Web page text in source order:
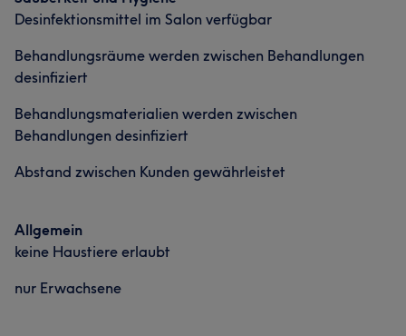
Desinfektionsmittel im Salon verfügbar
Behandlungsräume werden zwischen Behandlungen
desinfiziert
Behandlungsmaterialien werden zwischen
Behandlungen desinfiziert
Abstand zwischen Kunden gewährleistet
Allgemein
keine Haustiere erlaubt
nur Erwachsene